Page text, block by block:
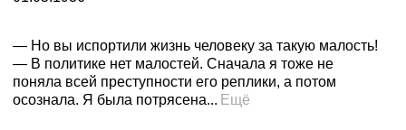
— Но вы испортили жизнь человеку за такую малость!
— В политике нет малостей. Сначала я тоже не
поняла всей преступности его реплики, а потом
осознала. Я была потрясена... Ещё